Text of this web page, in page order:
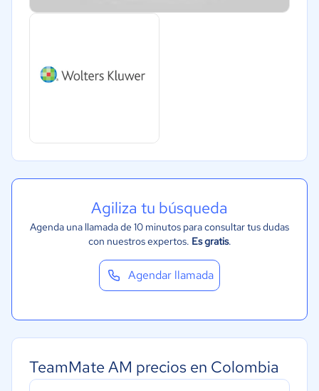
Agiliza tu búsqueda
Agenda una llamada de 10 minutos para consultar tus dudas
con nuestros expertos. Es gratis.
Agendar llamada
TeamMate AM precios en Colombia